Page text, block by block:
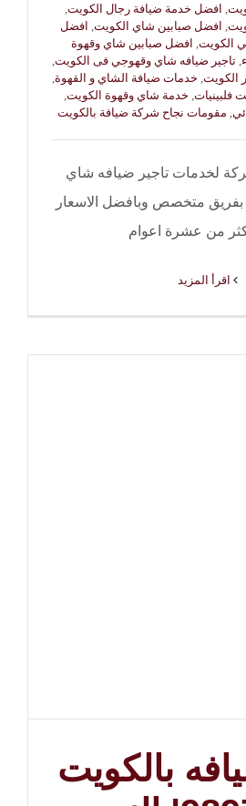
, افضل خدمة ضيافة رجال الكويت,
افضل صبابين شاي الكويت افضل
الكويت, افضل صبابين شاي وقهوة
,تاجير ضيافه شاي وقهوجي فى الكويت
الكويت خدمات ضيافة الشاي و القهوة
فلبينيات خدمة شاي وقهوة الكويت
مقومات نجاح شركة ضيافة بالكويت
لخدمات تاجير ضيافه شاي
متخصص وبافضل الاسعار
من عشرة اعوام
‫اقرأ المزيد
بالكويت